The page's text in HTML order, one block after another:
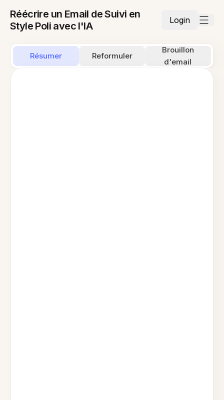
Réécrire un Email de Suivi en
Style Poli avec l'IA
Login
Résumer Reformuler
Brouillon
d'email